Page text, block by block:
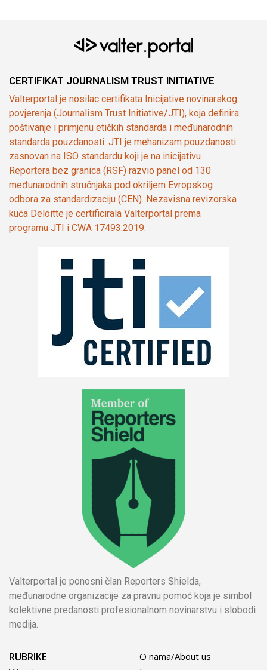
CERTIFIKAT JOURNALISM TRUST INITIATIVE
Valterportal je nosilac certifikata Inicijative novinarskog
povjerenja (Journalism Trust Initiative/JTI), koja definira
poštivanje i primjenu etičkih standarda i međunarodnih
standarda pouzdanosti. JTI je mehanizam pouzdanosti
zasnovan na ISO standardu koji je na inicijativu
Reportera bez granica (RSF) razvio panel od 130
međunarodnih stručnjaka pod okriljem Evropskog
odbora za standardizaciju (CEN). Nezavisna revizorska
kuća Deloitte je certificirala Valterportal prema
programu JTI i CWA 17493:2019.
Valterportal je ponosni član Reporters Shielda,
međunarodne organizacije za pravnu pomoć koja je simbol
kolektivne predanosti profesionalnom novinarstvu i slobodi
medija.
RUBRIKE
O nama/About us